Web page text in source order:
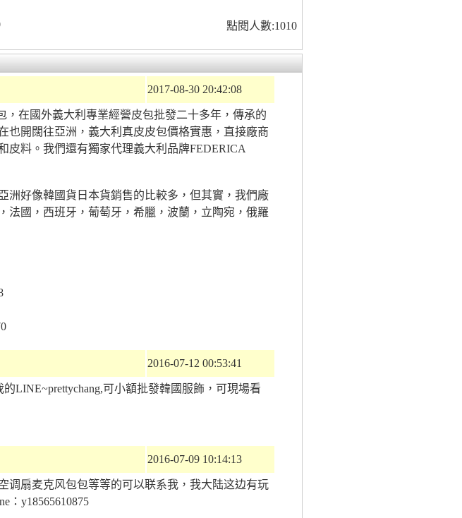
點閱人數:1010
2017-08-30 20:42:08
，在國外義大利專業經營皮包批發二十多年，傳承的
也開闊往亞洲，義大利真皮皮包價格實惠，直接廠商
皮料。我們還有獨家代理義大利品牌FEDERICA
洲好像韓國貨日本貨銷售的比較多，但其實，我們廠
法國，西班牙，葡萄牙，希臘，波蘭，立陶宛，俄羅
2016-07-12 00:53:41
LINE~prettychang,可小額批發韓國服飾，可現場看
2016-07-09 10:14:13
调扇麦克风包包等等的可以联系我，我大陆这边有玩
：y18565610875